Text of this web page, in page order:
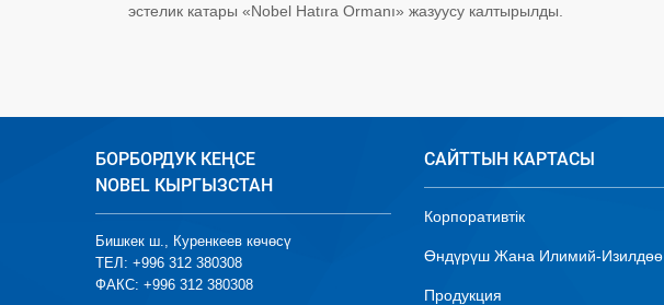
эстелик катары «Nobel Hatıra Ormanı» жазуусу калтырылды.
БОРБОРДУК КЕҢСЕ
NOBEL КЫРГЫЗСТАН
Бишкек ш., Куренкеев көчөсү
ТЕЛ: +996 312 380308
ФАКС: +996 312 380308
САЙТТЫН КАРТАСЫ
Корпоративтік
Өндүрүш Жана Илимий-Изилдөө
Продукция